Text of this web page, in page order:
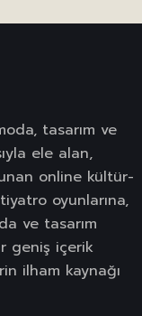
tasarım ve
ele alan,
online kültür-
oyunlarına,
ve tasarım
geniş içerik
ilham kaynağı